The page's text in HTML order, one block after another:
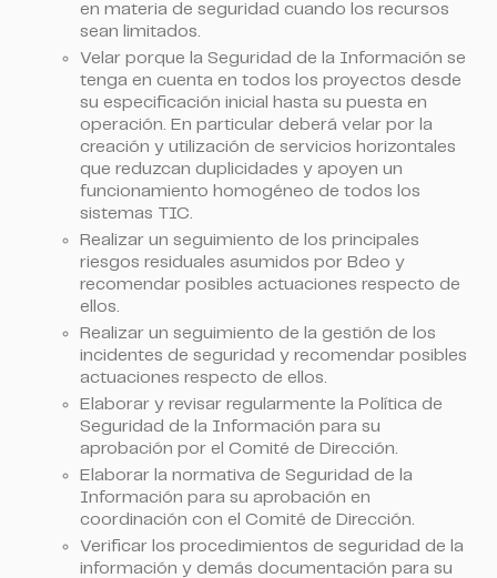
en materia de seguridad cuando los recursos
sean limitados.
Velar porque la Seguridad de la Información se
tenga en cuenta en todos los proyectos desde
su especificación inicial hasta su puesta en
operación. En particular deberá velar por la
creación y utilización de servicios horizontales
que reduzcan duplicidades y apoyen un
funcionamiento homogéneo de todos los
sistemas TIC.
Realizar un seguimiento de los principales
riesgos residuales asumidos por Bdeo y
recomendar posibles actuaciones respecto de
ellos.
Realizar un seguimiento de la gestión de los
incidentes de seguridad y recomendar posibles
actuaciones respecto de ellos.
Elaborar y revisar regularmente la Política de
Seguridad de la Información para su
aprobación por el Comité de Dirección.
Elaborar la normativa de Seguridad de la
Información para su aprobación en
coordinación con el Comité de Dirección.
Verificar los procedimientos de seguridad de la
información y demás documentación para su